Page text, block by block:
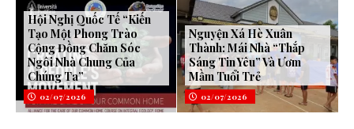
Hội Nghị Quốc Tế “Kiến
Tạo Một Phong Trào
Cộng Đồng Chăm Sóc
Ngôi Nhà Chung Của
Chúng Ta”
02/07/2026
Nguyện Xá Hè Xuân
Thành: Mái Nhà “Thắp
Sáng Tin Yêu” Và Ươm
Mầm Tuổi Trẻ
02/07/2026